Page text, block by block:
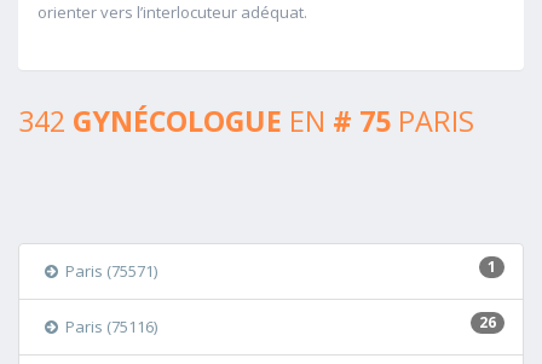
orienter vers l’interlocuteur adéquat.
342 GYNÉCOLOGUE EN # 75 PARIS
1
Paris (75571)
26
Paris (75116)